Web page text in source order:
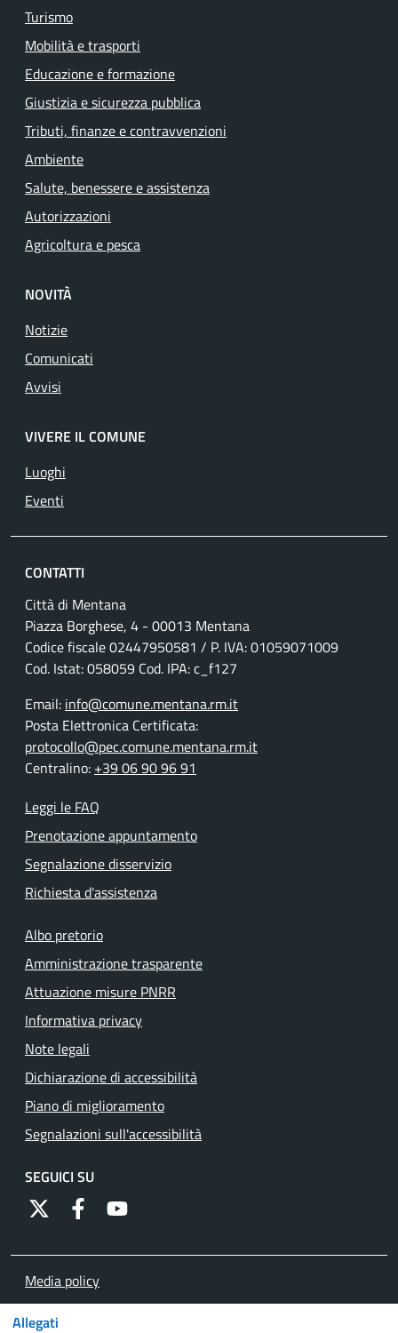
Allegati
Turismo
Mobilità e trasporti
Educazione e formazione
Giustizia e sicurezza pubblica
Tributi, finanze e contravvenzioni
Ambiente
Salute, benessere e assistenza
Autorizzazioni
Agricoltura e pesca
NOVITÀ
Notizie
Comunicati
Avvisi
VIVERE IL COMUNE
Luoghi
Eventi
CONTATTI
Città di Mentana
Piazza Borghese, 4 - 00013 Mentana
Codice fiscale02447950581 / P. IVA:01059071009
Cod. Istat: 058059 Cod. IPA: c_f127
Email: info@comune.mentana.rm.it
Posta Elettronica Certificata:
protocollo@pec.comune.mentana.rm.it
Centralino: +39 06 90 96 91
Leggi le FAQ
Prenotazione appuntamento
Segnalazione disservizio
Richiesta d'assistenza
Albo pretorio
Amministrazione trasparente
Attuazione misure PNRR
Informativa privacy
Note legali
Dichiarazione di accessibilità
Piano di miglioramento
Segnalazioni sull'accessibilità
SEGUICI SU
https://twitter.com/comunementana
https://www.facebook.com/Comune-di-
http://www.youtube.com/channel/
Media policy
Mappa del sito